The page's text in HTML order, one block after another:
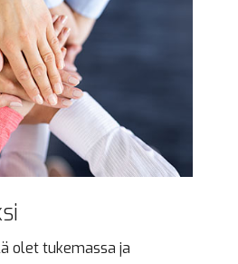
olet tukemassa ja